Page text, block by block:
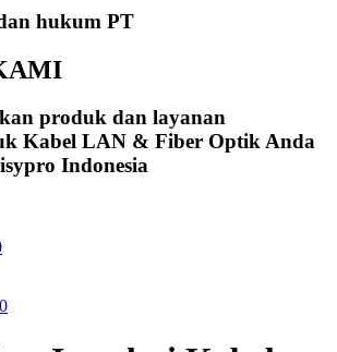
hukum PT
produk dan layanan
Kabel LAN & Fiber Optik Anda
Indonesia